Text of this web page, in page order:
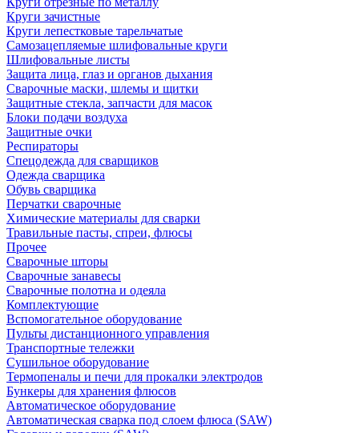
Круги зачистные
Круги лепестковые тарельчатые
Самозацепляемые шлифовальные круги
Шлифовальные листы
Защита лица, глаз и органов дыхания
Сварочные маски, шлемы и щитки
Защитные стекла, запчасти для масок
Блоки подачи воздуха
Защитные очки
Респираторы
Спецодежда для сварщиков
Одежда сварщика
Обувь сварщика
Перчатки сварочные
Химические материалы для сварки
Травильные пасты, спреи, флюсы
Прочее
Сварочные шторы
Сварочные занавесы
Сварочные полотна и одеяла
Комплектующие
Вспомогательное оборудование
Пульты дистанционного управления
Транспортные тележки
Сушильное оборудование
Термопеналы и печи для прокалки электродов
Бункеры для хранения флюсов
Автоматическое оборудование
Автоматическая сварка под слоем флюса (SAW)